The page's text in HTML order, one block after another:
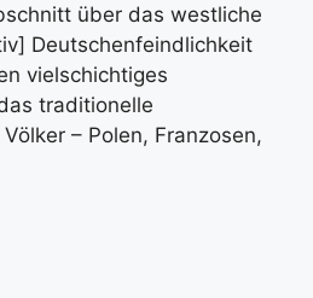
über das westliche
Deutschenfeindlichkeit
vielschichtiges
traditionelle
– Polen, Franzosen,